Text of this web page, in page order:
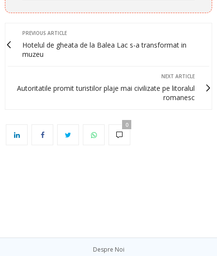
PREVIOUS ARTICLE
Hotelul de gheata de la Balea Lac s-a transformat in
muzeu
NEXT ARTICLE
Autoritatile promit turistilor plaje mai civilizate pe litoralul
romanesc
0
Despre Noi